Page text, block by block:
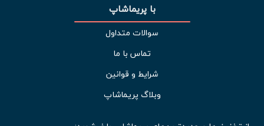
با پریماشاپ
سوالات متداول
تماس با ما
شرایط و قوانین
وبلاگ پریماشاپ